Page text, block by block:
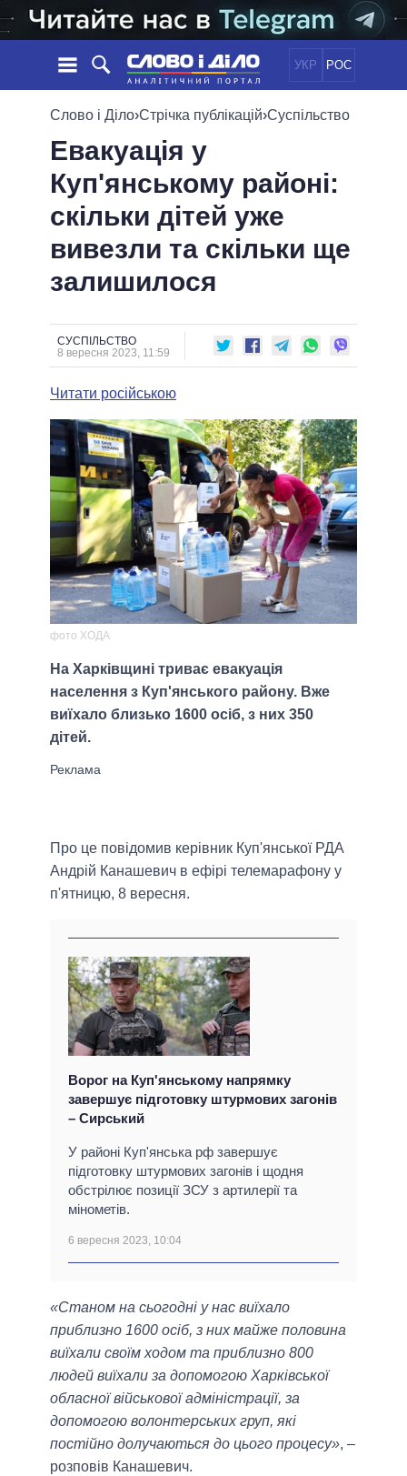
УКР РОС
НОВИНИ
СТРІЧКА
ПОДІЇ
СТАТТІ
ОГЛЯДИ
ДАЙДЖЕСТИ
ЕКОНОМІКА
СУСПІЛЬСТВО
СВІТ
ОБIЦЯНКИ
ПОЛIТИКИ
УСІ ПОЛІТИКИ
ПРЕЗИДЕНТ І ОФІС
ВЕРХОВНА РАДА
ГОЛОВИ ОБЛАДМІНІСТРАЦІЙ
МЕРИ МІСТ
ВСІ ПЕРСОНИ
ІНФОГРАФІКА
ВІДЕО
ПОРІВНЯННЯ ПОЛІТИКІВ
Слово і Діло›Стрічка публікацій›Суспільство
Евакуація у
Куп'янському районі:
скільки дітей уже
вивезли та скільки ще
залишилося
СУСПІЛЬСТВО
8 вересня 2023, 11:59
Читати російською
фото ХОДА
На Харківщині триває евакуація
населення з Куп'янського району. Вже
виїхало близько 1600 осіб, з них 350
дітей.
Про це повідомив керівник Куп'янської РДА
Андрій Канашевич в ефірі телемарафону у
п'ятницю, 8 вересня.
Ворог на Куп'янському напрямку
завершує підготовку штурмових загонів
– Сирський
У районі Куп'янська рф завершує
підготовку штурмових загонів і щодня
обстрілює позиції ЗСУ з артилерії та
мінометів.
6 вересня 2023, 10:04
«Станом на сьогодні у нас виїхало
приблизно 1600 осіб, з них майже половина
виїхали своїм ходом та приблизно 800
людей виїхали за допомогою Харківської
обласної військової адміністрації, за
допомогою волонтерських груп, які
постійно долучаються до цього процесу», –
розповів Канашевич.